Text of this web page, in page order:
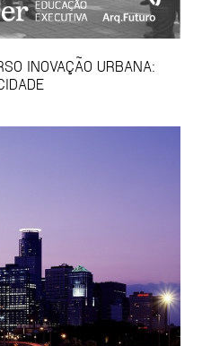
INOVAÇÃO URBANA: